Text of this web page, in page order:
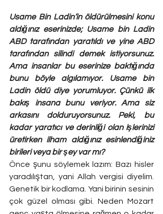
Usame Bin Ladin’in öldürülmesini konu
aldığınız eserinizde; Usame bin Ladin
ABD tarafından yaratıldı ve yine ABD
tarafından silindi demek istiyorsunuz.
Ama insanlar bu eserinize baktığında
bunu böyle algılamıyor. Usame bin
Ladin öldü diye yorumluyor. Çünkü ilk
bakış insana bunu veriyor. Ama siz
arkasını dolduruyorsunuz. Peki, bu
kadar yaratıcı ve derinliği olan işlerinizi
üretirken ilham aldığınız esinlendiğiniz
birileri veya bir şey var mı?
Önce şunu söylemek lazım: Bazı hisler
yaradılıştan, yani Allah vergisi diyelim.
Genetik bir kodlama. Yani birinin sesinin
çok güzel olması gibi. Neden Mozart